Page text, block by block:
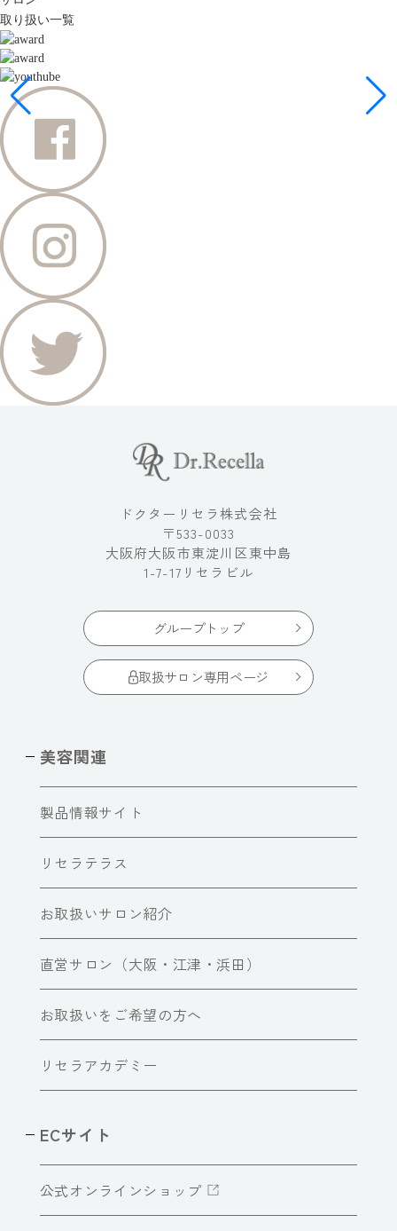
取り扱い一覧
ドクターリセラ株式会社
〒533-0033
大阪府大阪市東淀川区東中島
1-7-17リセラビル
グループトップ
取扱サロン専用ページ
美容関連
製品情報サイト
リセラテラス
お取扱いサロン紹介
直営サロン（大阪・江津・浜田）
お取扱いをご希望の方へ
リセラアカデミー
ECサイト
公式オンラインショップ